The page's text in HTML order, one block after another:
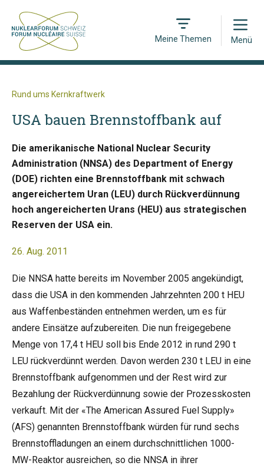
Meine Themen
Open
Menü
Rund ums Kernkraftwerk
USA bauen Brennstoffbank auf
Die amerikanische National Nuclear Security
Administration (NNSA) des Department of Energy
(DOE) richten eine Brennstoffbank mit schwach
angereichertem Uran (LEU) durch Rückverdünnung
hoch angereicherten Urans (HEU) aus strategischen
Reserven der USA ein.
26. Aug. 2011
Die NNSA hatte bereits im November 2005 angekündigt,
dass die USA in den kommenden Jahrzehnten 200 t HEU
aus Waffenbeständen entnehmen werden, um es für
andere Einsätze aufzubereiten. Die nun freigegebene
Menge von 17,4 t HEU soll bis Ende 2012 in rund 290 t
LEU rückverdünnt werden. Davon werden 230 t LEU in eine
Brennstoffbank aufgenommen und der Rest wird zur
Bezahlung der Rückverdünnung sowie der Prozesskosten
verkauft. Mit der «The American Assured Fuel Supply»
(AFS) genannten Brennstoffbank würden für rund sechs
Brennstoffladungen an einem durchschnittlichen 1000-
MW-Reaktor ausreichen, so die NNSA in ihrer